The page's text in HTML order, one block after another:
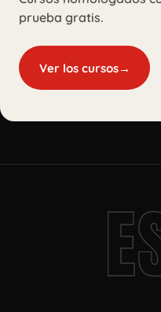
prueba gratis.
Ver los cursos→